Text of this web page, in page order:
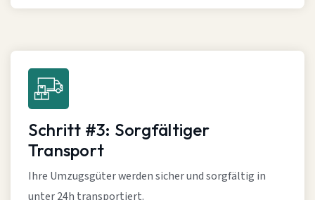
Schritt #3: Sorgfältiger
Transport
Ihre Umzugsgüter werden sicher und sorgfältig in
unter 24h transportiert.